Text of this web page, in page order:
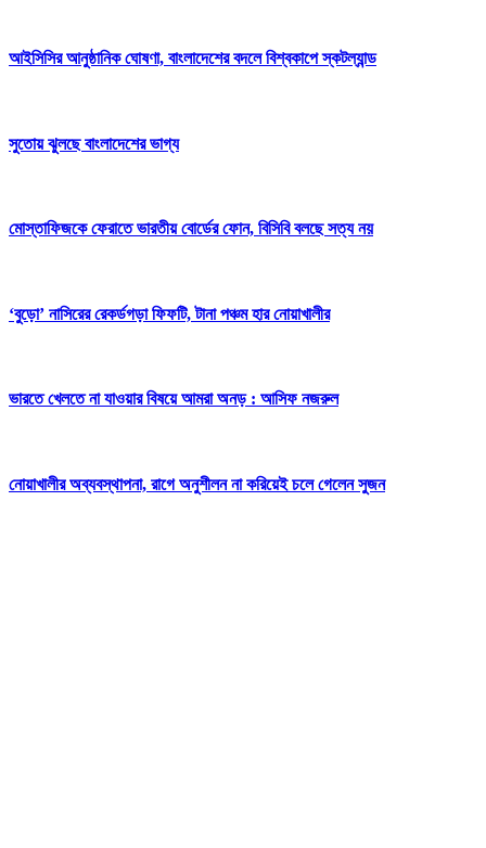
আইসিসির আনুষ্ঠানিক ঘোষণা, বাংলাদেশের বদলে বিশ্বকাপে স্কটল্যান্ড
সুতোয় ঝুলছে বাংলাদেশের ভাগ্য
মোস্তাফিজকে ফেরাতে ভারতীয় বোর্ডের ফোন, বিসিবি বলছে সত্য নয়
‘বুড়ো’ নাসিরের রেকর্ডগড়া ফিফটি, টানা পঞ্চম হার নোয়াখালীর
ভারতে খেলতে না যাওয়ার বিষয়ে আমরা অনড় : আসিফ নজরুল
নোয়াখালীর অব্যবস্থাপনা, রাগে অনুশীলন না করিয়েই চলে গেলেন সুজন